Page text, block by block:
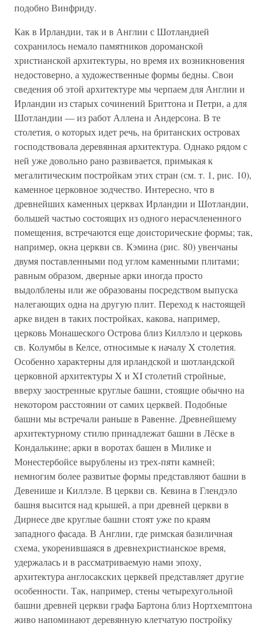
подобно Винфриду.
Как в Ирландии, так и в Англии с Шотландией
сохранилось немало памятников дороманской
христианской архитектуры, но время их возникновения
недостоверно, а художественные формы бедны. Свои
сведения об этой архитектуре мы черпаем для Англии и
Ирландии из старых сочинений Бриттона и Петри, а для
Шотландии — из работ Аллена и Андерсона. В те
столетия, о которых идет речь, на британских островах
господствовала деревянная архитектура. Однако рядом с
ней уже довольно рано развивается, примыкая к
мегалитическим постройкам этих стран (см. т. 1, рис. 10),
каменное церковное зодчество. Интересно, что в
древнейших каменных церквах Ирландии и Шотландии,
большей частью состоящих из одного нерасчлененного
помещения, встречаются еще доисторические формы; так,
например, окна церкви св. Кэмина (рис. 80) увенчаны
двумя поставленными под углом каменными плитами;
равным образом, дверные арки иногда просто
выдолблены или же образованы посредством выпуска
налегающих одна на другую плит. Переход к настоящей
арке виден в таких постройках, какова, например,
церковь Монашеского Острова близ Киллэло и церковь
св. Колумбы в Келсе, относимые к началу X столетия.
Особенно характерны для ирландской и шотландской
церковной архитектуры X и XI столетий стройные,
вверху заостренные круглые башни, стоящие обычно на
некотором расстоянии от самих церквей. Подобные
башни мы встречали раньше в Равенне. Древнейшему
архитектурному стилю принадлежат башни в Лёске в
Кондалькине; арки в воротах башен в Милике и
Монестербойсе вырублены из трех-пяти камней;
немногим более развитые формы представляют башни в
Девенише и Киллэле. В церкви св. Кевина в Глендэло
башня высится над крышей, а при древней церкви в
Дирнесе две круглые башни стоят уже по краям
западного фасада. В Англии, где римская базиличная
схема, укоренившаяся в древнехристианское время,
удержалась и в рассматриваемую нами эпоху,
архитектура англосакских церквей представляет другие
особенности. Так, например, стены четырехугольной
башни древней церкви графа Бартона близ Нортхемптона
живо напоминают деревянную клетчатую постройку